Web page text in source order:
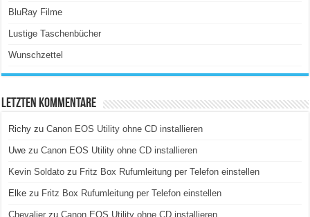
BluRay Filme
Lustige Taschenbücher
Wunschzettel
Letzten Kommentare
Richy zuCanon EOS Utility ohne CD installieren
Uwe zuCanon EOS Utility ohne CD installieren
Kevin Soldato zu Fritz Box Rufumleitung per Telefon einstellen
Elke zu Fritz Box Rufumleitung per Telefon einstellen
Chevalier zuCanon EOS Utility ohne CD installieren